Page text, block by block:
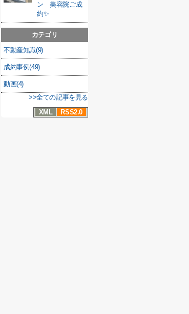
ン 美容院ご成
約✨
カテゴリ
不動産知識(9)
成約事例(49)
動画(4)
>>全ての記事を見る
XML
RSS2.0